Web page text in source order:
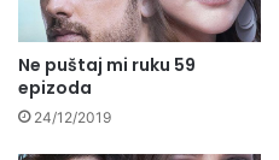
Ne puštaj mi ruku 59
epizoda
24/12/2019